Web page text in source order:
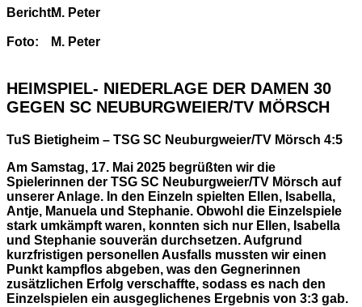
Bericht:
Foto:
M. Peter
M. Peter
HEIMSPIEL- NIEDERLAGE DER DAMEN 30
GEGEN SC NEUBURGWEIER/TV MÖRSCH
TuS Bietigheim – TSG SC Neuburgweier/TV Mörsch 4:5
Am Samstag, 17. Mai 2025 begrüßten wir die
Spielerinnen der TSG SC Neuburgweier/TV Mörsch auf
unserer Anlage. In den Einzeln spielten Ellen, Isabella,
Antje, Manuela und Stephanie. Obwohl die Einzelspiele
stark umkämpft waren, konnten sich nur Ellen, Isabella
und Stephanie souverän durchsetzen. Aufgrund
kurzfristigen personellen Ausfalls mussten wir einen
Punkt kampflos abgeben, was den Gegnerinnen
zusätzlichen Erfolg verschaffte, sodass es nach den
Einzelspielen ein ausgeglichenes Ergebnis von 3:3 gab.